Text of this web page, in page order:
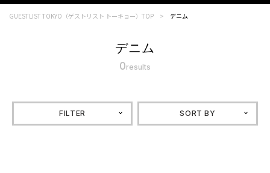
GUESTLIST TOKYO（ゲストリスト トーキョー）TOP デニム
デニム
0results
FILTER SORT BY